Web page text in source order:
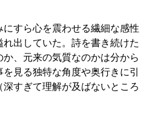
にすら心を震わせる繊細な感性
れ出していた。詩を書き続けた
、元来の気質なのかは分から
見る独特な角度や奥行きに引
深すぎて理解が及ばないところ